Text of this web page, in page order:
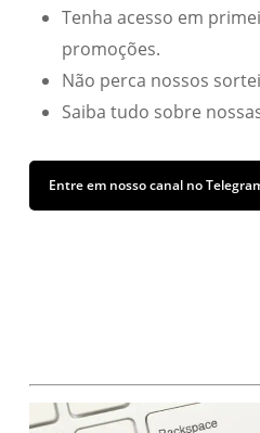
Tenha acesso em
promoções.
Não perca nossos
Saiba tudo sobre
Entre em nosso canal no